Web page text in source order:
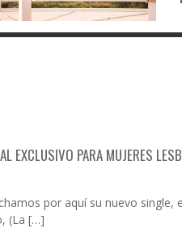
EXCLUSIVO PARA MUJERES
por aquí su nuevo single,
(La […]